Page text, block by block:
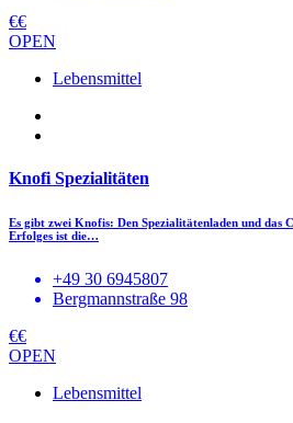
€€
OPEN
Lebensmittel
Knofi Spezialitäten
Es gibt zwei Knofis: Den Spezialitätenladen und das
Erfolges ist die…
+49 30 6945807
Bergmannstraße 98
€€
OPEN
Lebensmittel